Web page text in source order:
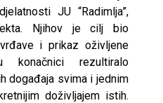
JU “Radimlja”,
Njihov je cilj bio
i prikaz oživljene
rezultiralo
događaja svima i jednim
doživljajem istih.